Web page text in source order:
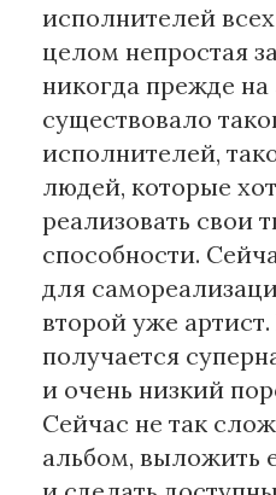
исполнителей
целом непростая
никогда прежде
существовало
исполнителей,
людей, которые
реализовать свои
способности.
для
второй уже артист.
получается
и очень низкий
Сейчас не так
альбом, выложить